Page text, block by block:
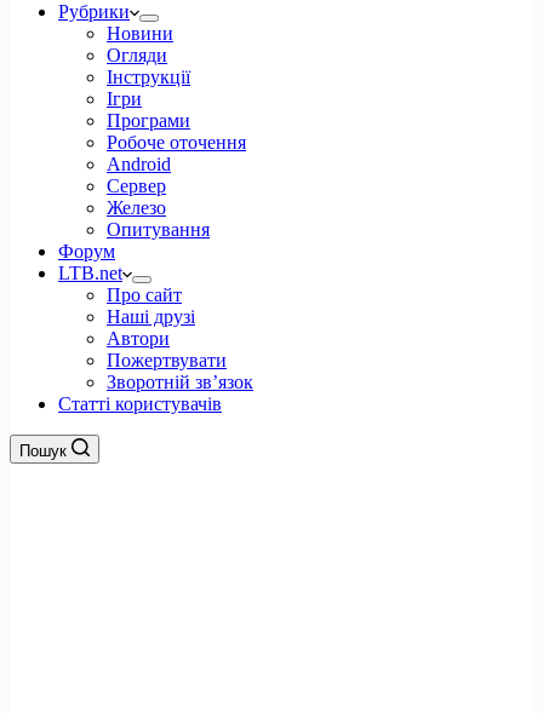
Рубрики
Новини
Огляди
Інструкції
Ігри
Програми
Робоче оточення
Android
Сервер
Железо
Опитування
Форум
LTB.net
Про сайт
Наші друзі
Автори
Пожертвувати
Зворотній зв’язок
Статті користувачів
Пошук